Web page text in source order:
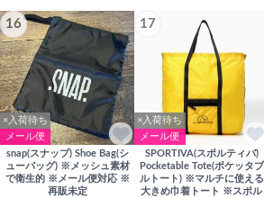
16
×入荷待ち
メール便
snap(スナップ) Shoe Bag(シ
ューバッグ) ※メッシュ素材
で衛生的 ※メール便対応 ※
再販未定
17
×入荷待ち
メール便
SPORTIVA(スポルティバ)
Pocketable Tote(ポケッタブ
ルトート) ※マルチに使える
大きめ巾着トート ※スポル